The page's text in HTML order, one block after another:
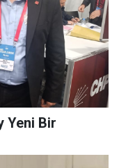
Yeni Bir